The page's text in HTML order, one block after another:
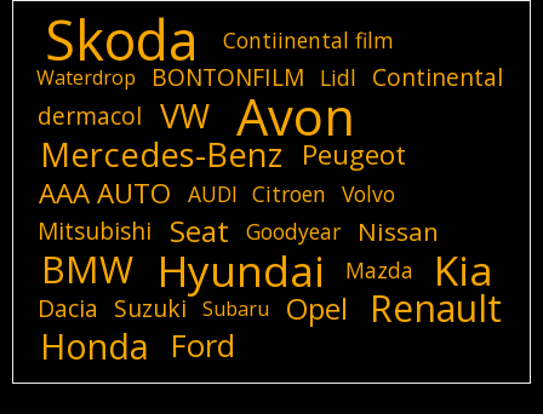
Skoda Contiinental film
Waterdrop BONTONFILM Lidl
Continental
dermacol
VW Avon
Mercedes-Benz
Peugeot
AAA AUTO
AUDI Citroen Volvo
Mitsubishi Seat Goodyear Nissan
BMW Hyundai Mazda Kia
Dacia Suzuki Subaru Opel Renault
Honda Ford